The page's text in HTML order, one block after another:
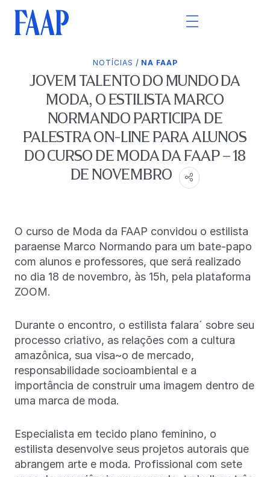
NOTÍCIAS / NA FAAP
JOVEM TALENTO DO MUNDO DA
MODA, O ESTILISTA MARCO
NORMANDO PARTICIPA DE
PALESTRA ON-LINE PARA ALUNOS
DO CURSO DE MODA DA FAAP – 18
DE NOVEMBRO
O curso de Moda da FAAP convidou o estilista
paraense Marco Normando para um bate-papo
com alunos e professores, que será realizado
no dia 18 de novembro, às 15h, pela plataforma
ZOOM.
Durante o encontro, o estilista falara´ sobre seu
processo criativo, as relações com a cultura
amazônica, sua visa~o de mercado,
responsabilidade socioambiental e a
importância de construir uma imagem dentro de
uma marca de moda.
Especialista em tecido plano feminino, o
estilista desenvolve seus projetos autorais que
abrangem arte e moda. Profissional com sete